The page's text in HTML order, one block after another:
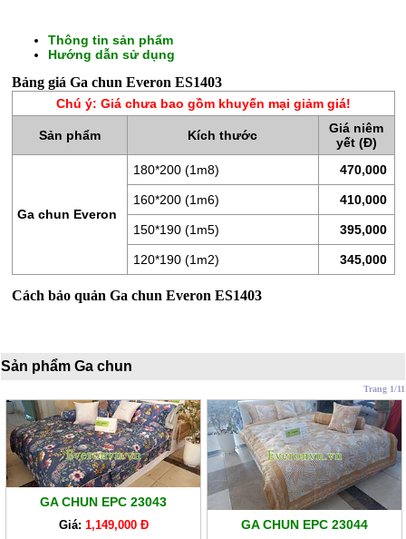
GA
ĐỆM
ĐỆM
RUỘT
RUỘT
CHĂN
BÔNG
BỘ
CAO
CẤP
ARTEMIS
Thông tin sản phẩm
Hướng dẫn sử dụng
Bảng giá Ga chun Everon ES1403
Chú ý: Giá chưa bao gồm khuyến mại giảm giá!
Sản phẩm Kích thước
Giá niêm
yết (Đ)
Ga chun Everon
180*200 (1m8) 470,000
160*200 (1m6) 410,000
150*190 (1m5) 395,000
120*190 (1m2) 345,000
Cách bảo quản Ga chun Everon ES1403
Sản phẩm Ga chun
Trang 1/11
GA CHUN EPC 23043
Giá: 1,149,000 Đ GA CHUN EPC 23044